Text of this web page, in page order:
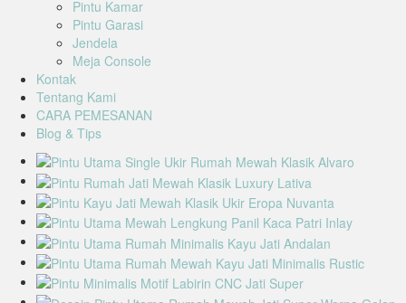
Pintu Kamar
Pintu Garasi
Jendela
Meja Console
Kontak
Tentang Kami
CARA PEMESANAN
Blog & Tips